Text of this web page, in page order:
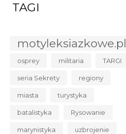
TAGI
motyleksiazkowe.pl
osprey militaria TARGI
seria Sekrety regiony
miasta turystyka
batalistyka Rysowanie
marynistyka uzbrojenie